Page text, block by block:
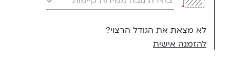
לא מצאת את הגודל הרצוי?
להזמנה אישית